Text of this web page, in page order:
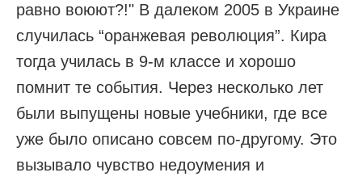
равно воюют?!" В далеком 2005 в Украине
случилась “оранжевая революция”. Кира
тогда училась в 9-м классе и хорошо
помнит те события. Через несколько лет
были выпущены новые учебники, где все
уже было описано совсем по-другому. Это
вызывало чувство недоумения и